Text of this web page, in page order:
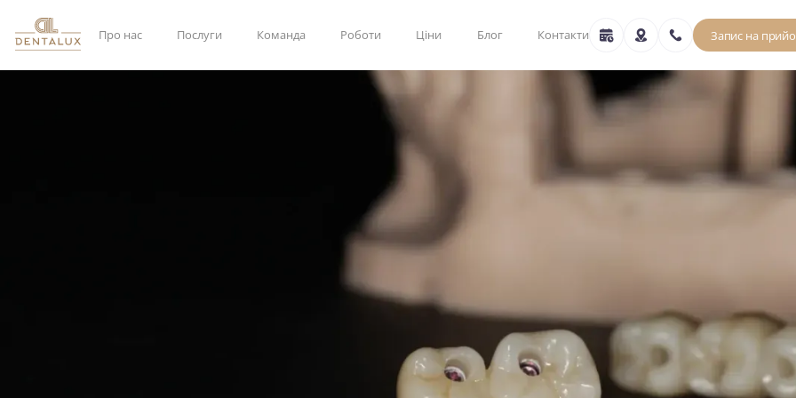
Про нас Послуги Команда Роботи Ціни Блог Контакти Запис на